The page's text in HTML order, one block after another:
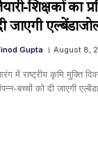
शिक्षकों का
जाएगी
Gupta August 8,
में राष्ट्रीय कृमि मुक्ति
बच्चों को दी जाएगी